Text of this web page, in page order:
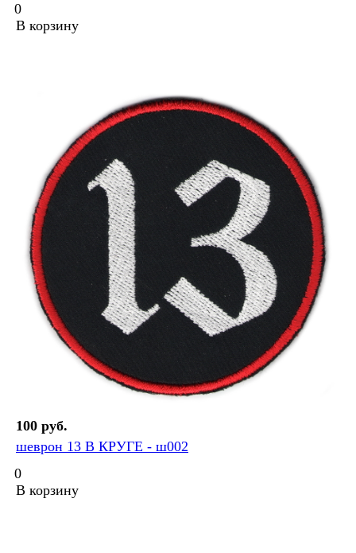
0
В корзину
100 руб.
шеврон 13 В КРУГЕ - ш002
0
В корзину